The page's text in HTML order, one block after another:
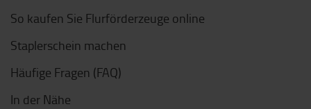
So kaufen Sie Flurförderzeuge online
Staplerschein machen
Häufige Fragen (FAQ)
In der Nähe